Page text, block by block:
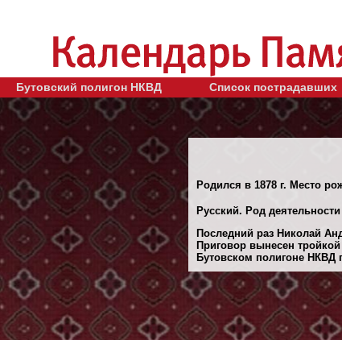
Бутовский полигон НКВД Список пострадавших
Родился в 1878 г. Место
Русский. Род
Последний раз Николай
Приговор вынесен
Бутовском полигоне НКВД